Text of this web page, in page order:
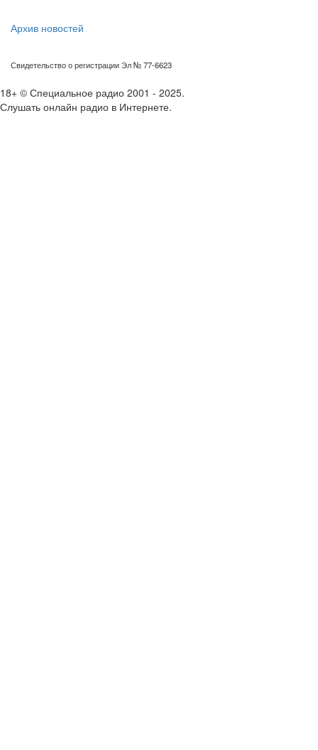
Архив новостей
Свидетельство о регистрации Эл № 77-6623
18+ © Специальное радио 2001 - 2025.
Слушать онлайн радио в Интернете.